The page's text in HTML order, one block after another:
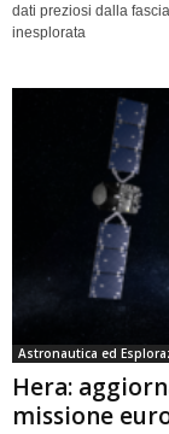
dati preziosi dalla
inesplorata
Astronautica ed
Hera:
missione